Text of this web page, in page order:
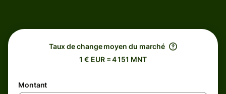
Taux de change moyen du marché
1 € EUR = 4 151 MNT
Montant